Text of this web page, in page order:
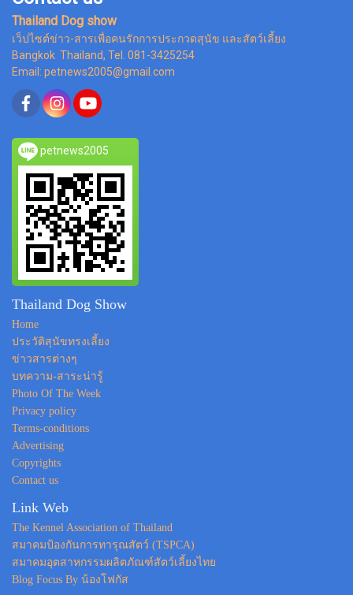
Thailand Dog show
เว็ปไซต์ข่าว-สารเพื่อคนรักการประกวดสุนัข และสัตว์เลี้ยง
Bangkok Thailand, Tel. 081-3425254
Email: petnews2005@gmail.com
petnews2005
Thailand Dog Show
Home
ประวัติสุนัขทรงเลี้ยง
ข่าวสารต่างๆ
บทความ-สาระน่ารู้
Photo Of The Week
Privacy policy
Terms-conditions
Advertising
Copyrights
Contact us
Link Web
The Kennel Association of Thailand
สมาคมป้องกันการทารุณสัตว์ (TSPCA)
สมาคมอุตสาหกรรมผลิตภัณฑ์สัตว์เลี้ยงไทย
Blog Focus By น้องโฟกัส